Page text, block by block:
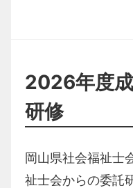
2026年度
研修
岡山県社会福祉士
祉士会からの委託